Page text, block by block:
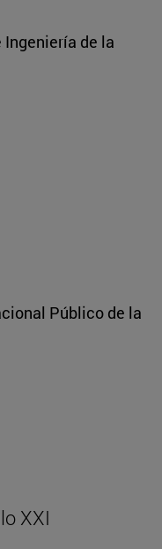
Ingeniería de la
Público de la
XXI